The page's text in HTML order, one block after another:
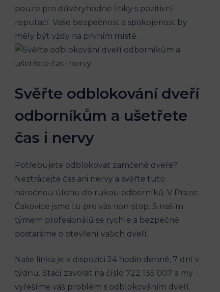
pouze pro důvěryhodné linky s pozitivní
reputací. Vaše bezpečnost a spokojenost by⁤
měly být vždy na prvním ⁤místě.
Svěřte​ odblokování dveří
odborníkům⁢ a ušetřete
‍čas⁤ i nervy
Potřebujete odblokovat zamčené dveře?
Neztrácejte čas ani nervy a svěřte tuto
náročnou úlohu do rukou odborníků. V Praze:⁢
Čakovice jsme tu ‌pro⁢ vás⁤ non-stop. S naším
týmem profesionálů se rychle a bezpečně
postaráme o otevření vašich dveří.
Naše linka je k dispozici 24 ‌hodin denně, 7 dní v
týdnu. Stačí⁢ zavolat‌ na číslo 722 135 007 a my
vyřešíme váš problém s odblokováním dveří.